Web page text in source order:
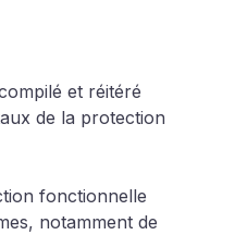
et réitéré
de la protection
fonctionnelle
notamment de